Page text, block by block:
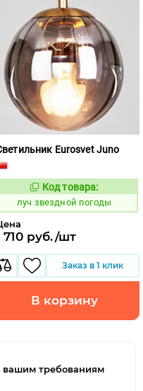
Eurosvet Juno
Код:
894321
Код товара:
луч звездной погоды
710 руб./шт
Заказ в 1 клик
В корзину
требованиям